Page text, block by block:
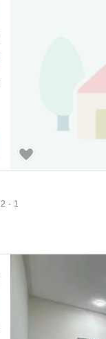
1 - 2 من 2 عقار